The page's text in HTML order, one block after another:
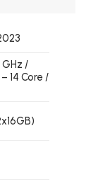
/
14 Core /